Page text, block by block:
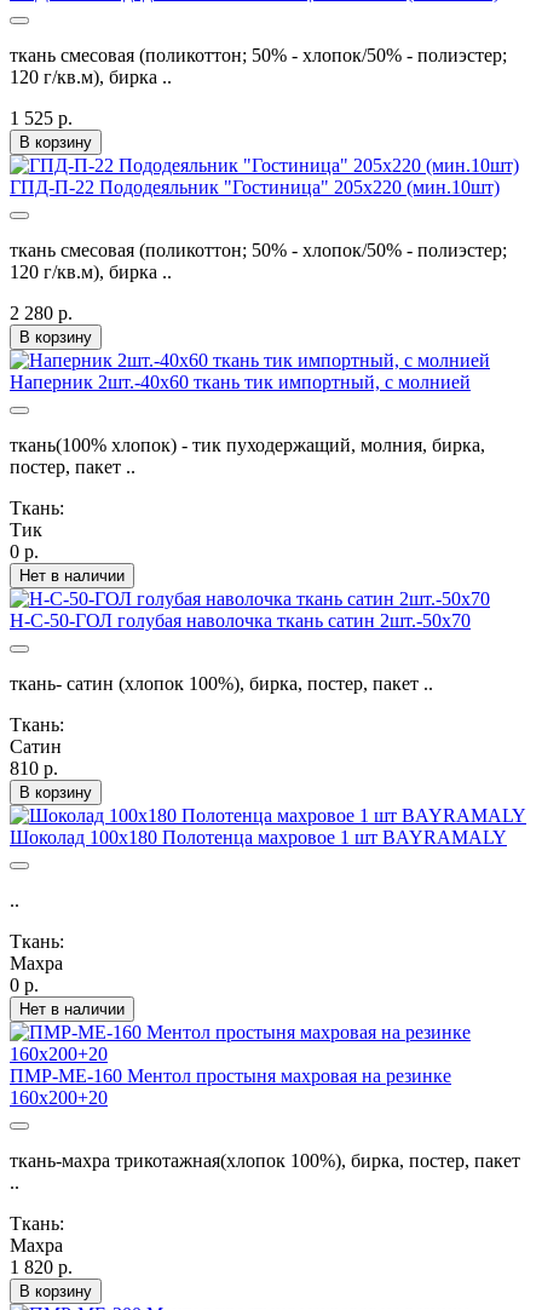
ткань смесовая (поликоттон; 50% - хлопок/50% - полиэстер;
120 г/кв.м), бирка ..
1 525 р.
В корзину
ГПД-П-22 Пододеяльник "Гостиница" 205х220 (мин.10шт)
ткань смесовая (поликоттон; 50% - хлопок/50% - полиэстер;
120 г/кв.м), бирка ..
2 280 р.
В корзину
Наперник 2шт.-40х60 ткань тик импортный, с молнией
ткань(100% хлопок) - тик пуходержащий, молния, бирка,
постер, пакет ..
Ткань:
Тик
0 р.
Нет в наличии
Н-С-50-ГОЛ голубая наволочка ткань сатин 2шт.-50х70
ткань- сатин (хлопок 100%), бирка, постер, пакет ..
Ткань:
Сатин
810 р.
В корзину
Шоколад 100х180 Полотенца махровое 1 шт BAYRAMALY
..
Ткань:
Махра
0 р.
Нет в наличии
ПМР-МЕ-160 Ментол простыня махровая на резинке
160х200+20
ткань-махра трикотажная(хлопок 100%), бирка, постер, пакет
..
Ткань:
Махра
1 820 р.
В корзину